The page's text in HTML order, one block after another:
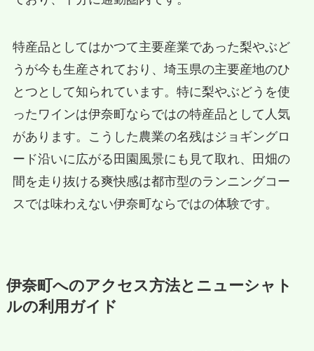
特産品としてはかつて主要産業であった梨やぶど
うが今も生産されており、埼玉県の主要産地のひ
とつとして知られています。特に梨やぶどうを使
ったワインは伊奈町ならではの特産品として人気
があります。こうした農業の名残はジョギングロ
ード沿いに広がる田園風景にも見て取れ、田畑の
間を走り抜ける爽快感は都市型のランニングコー
スでは味わえない伊奈町ならではの体験です。
伊奈町へのアクセス方法とニューシャト
ルの利用ガイド